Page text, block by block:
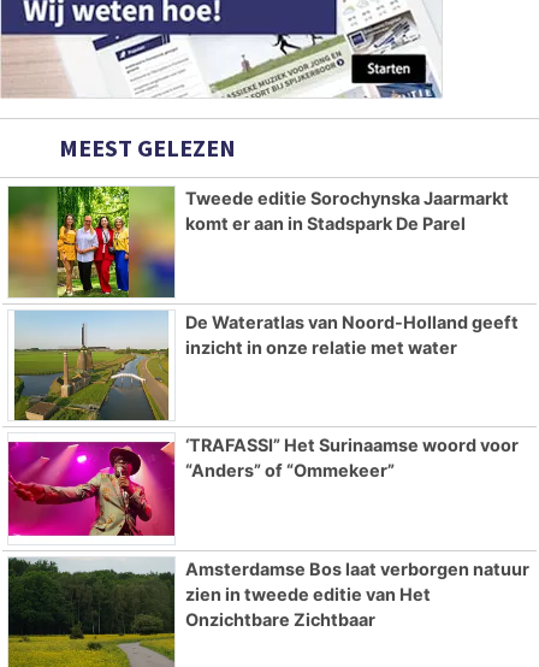
MEEST GELEZEN
Tweede editie Sorochynska Jaarmarkt
komt er aan in Stadspark De Parel
De Wateratlas van Noord-Holland geeft
inzicht in onze relatie met water
‘TRAFASSI” Het Surinaamse woord voor
“Anders” of “Ommekeer”
Amsterdamse Bos laat verborgen natuur
zien in tweede editie van Het
Onzichtbare Zichtbaar